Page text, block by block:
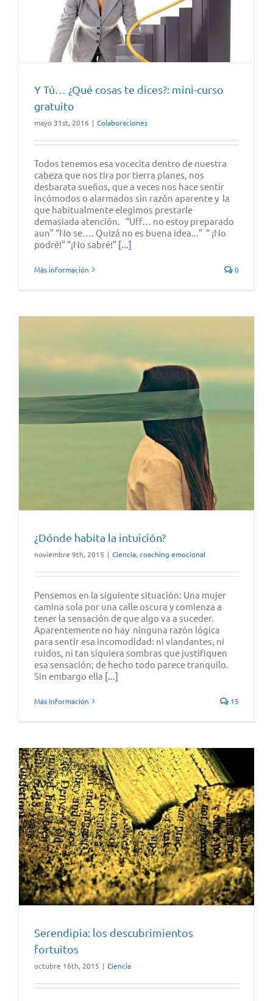
Y Tú… ¿Qué cosas te dices?: mini-curso
gratuito
mayo 31st, 2016 | Colaboraciones
Todos tenemos esa vocecita dentro de nuestra
cabeza que nos tira por tierra planes, nos
desbarata sueños, que a veces nos hace sentir
incómodos o alarmados sin razón aparente y la
que habitualmente elegimos prestarle
demasiada atención. “Uff… no estoy preparado
aun” “No se…. Quizá no es buena idea...” “ ¡No
podré!” “¡No sabré!” [...]
Más información 0
¿Dónde habita la intuición?
noviembre 9th, 2015 | Ciencia, coaching emocional
Pensemos en la siguiente situación: Una mujer
camina sola por una calle oscura y comienza a
tener la sensación de que algo va a suceder.
Aparentemente no hay ninguna razón lógica
para sentir esa incomodidad: ni viandantes, ni
ruidos, ni tan siquiera sombras que justifiquen
esa sensación; de hecho todo parece tranquilo.
Sin embargo ella [...]
Más información 15
Serendipia: los descubrimientos
fortuitos
octubre 16th, 2015 | Ciencia